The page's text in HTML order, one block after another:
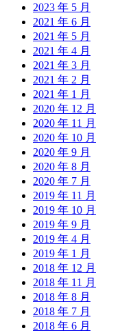
2023 年 5 月
2021 年 6 月
2021 年 5 月
2021 年 4 月
2021 年 3 月
2021 年 2 月
2021 年 1 月
2020 年 12 月
2020 年 11 月
2020 年 10 月
2020 年 9 月
2020 年 8 月
2020 年 7 月
2019 年 11 月
2019 年 10 月
2019 年 9 月
2019 年 4 月
2019 年 1 月
2018 年 12 月
2018 年 11 月
2018 年 8 月
2018 年 7 月
2018 年 6 月